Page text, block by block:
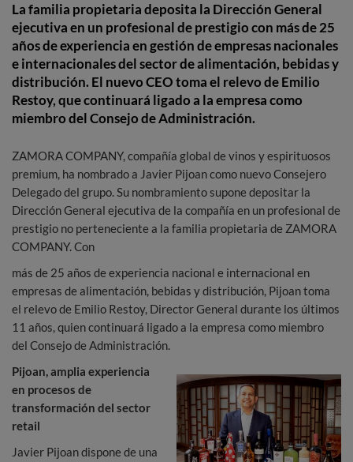
La familia propietaria deposita la Dirección General
ejecutiva en un profesional de prestigio con más de 25
años de experiencia en gestión de empresas nacionales
e internacionales del sector de alimentación, bebidas y
distribución. El nuevo CEO toma el relevo de Emilio
Restoy, que continuará ligado a la empresa como
miembro del Consejo de Administración.
ZAMORA COMPANY, compañía global de vinos y espirituosos
premium, ha nombrado a Javier Pijoan como nuevo Consejero
Delegado del grupo. Su nombramiento supone depositar la
Dirección General ejecutiva de la compañía en un profesional de
prestigio no perteneciente a la familia propietaria de ZAMORA
COMPANY. Con
más de 25 años de experiencia nacional e internacional en
empresas de alimentación, bebidas y distribución, Pijoan toma
el relevo de Emilio Restoy, Director General durante los últimos
11 años, quien continuará ligado a la empresa como miembro
del Consejo de Administración.
Pijoan, amplia experiencia
en procesos de
transformación del sector
retail
Javier Pijoan dispone de una